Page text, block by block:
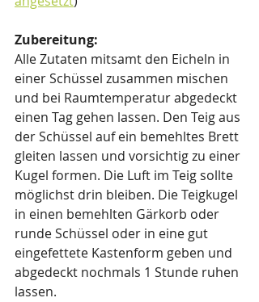
Zubereitung:
Alle Zutaten mitsamt den Eicheln in
einer Schüssel zusammen mischen
und bei Raumtemperatur abgedeckt
einen Tag gehen lassen. Den Teig aus
der Schüssel auf ein bemehltes Brett
gleiten lassen und vorsichtig zu einer
Kugel formen. Die Luft im Teig sollte
möglichst drin bleiben. Die Teigkugel
in einen bemehlten Gärkorb oder
runde Schüssel oder in eine gut
eingefettete Kastenform geben und
abgedeckt nochmals 1 Stunde ruhen
lassen.